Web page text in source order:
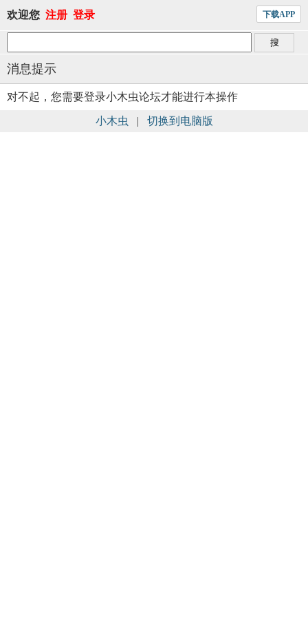
欢迎您 注册 登录 下载APP
消息提示
对不起，您需要登录小木虫论坛才能进行本操作
小木虫 | 切换到电脑版